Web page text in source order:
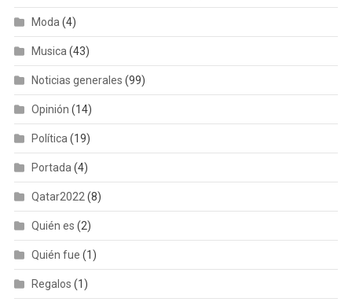
Moda (4)
Musica (43)
Noticias generales (99)
Opinión (14)
Política (19)
Portada (4)
Qatar2022 (8)
Quién es (2)
Quién fue (1)
Regalos (1)